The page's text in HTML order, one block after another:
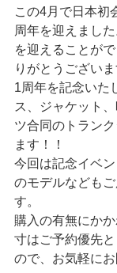
この4月で日本初
周年を迎えまし
を迎えることが
りがとうございま
1周年を記念いた
ス、ジャケット
ツ合同のトラン
ます！！
今回は記念イベ
のモデルなども
す。
購入の有無にか
寸はご予約優先
ので、お気軽にお